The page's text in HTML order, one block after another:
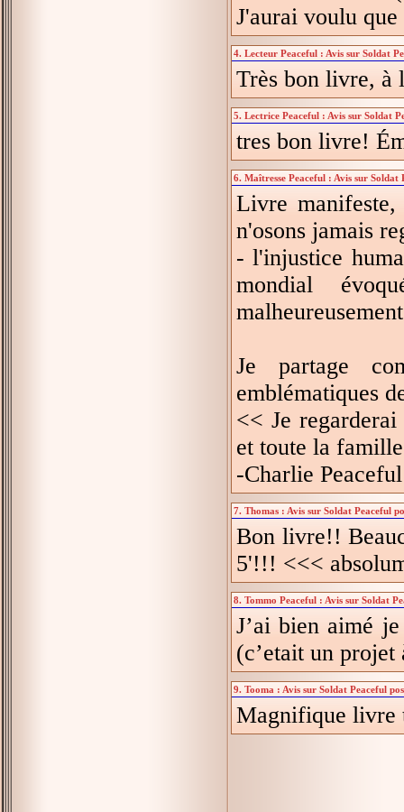
J'aurai voulu que
4. Lecteur Peaceful : Avis sur Soldat
Très bon livre, à
5. Lectrice Peaceful : Avis sur Soldat
tres bon livre!
6. Maîtresse Peaceful : Avis sur Soldat
Livre
n'osons jamais
- l'injustice
mondial
Je partage
emblématiques
<< Je
et toute la
-Charlie Peaceful
7. Thomas : Avis sur Soldat Peaceful
Bon livre!!
5'!!! <<<
8. Tommo Peaceful : Avis sur Soldat
J’ai bien aimé
(c’etait un
9. Tooma : Avis sur Soldat Peaceful
Magnifique livre